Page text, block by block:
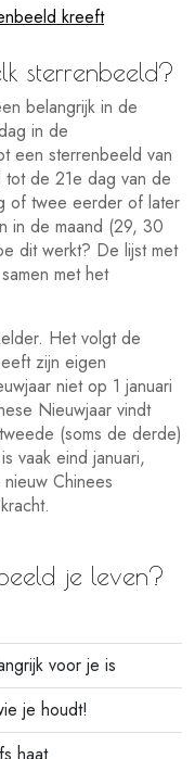
kreeft
sterrenbeeld?
belangrijk in de
in de
een sterrenbeeld van
de 21e dag van de
of twee eerder of later
in de maand (29, 30
dit werkt? De lijst met
met het
Het volgt de
zijn eigen
niet op 1 januari
Nieuwjaar vindt
(soms de derde)
vaak eind januari,
Chinees
je leven?
voor je is
je houdt!